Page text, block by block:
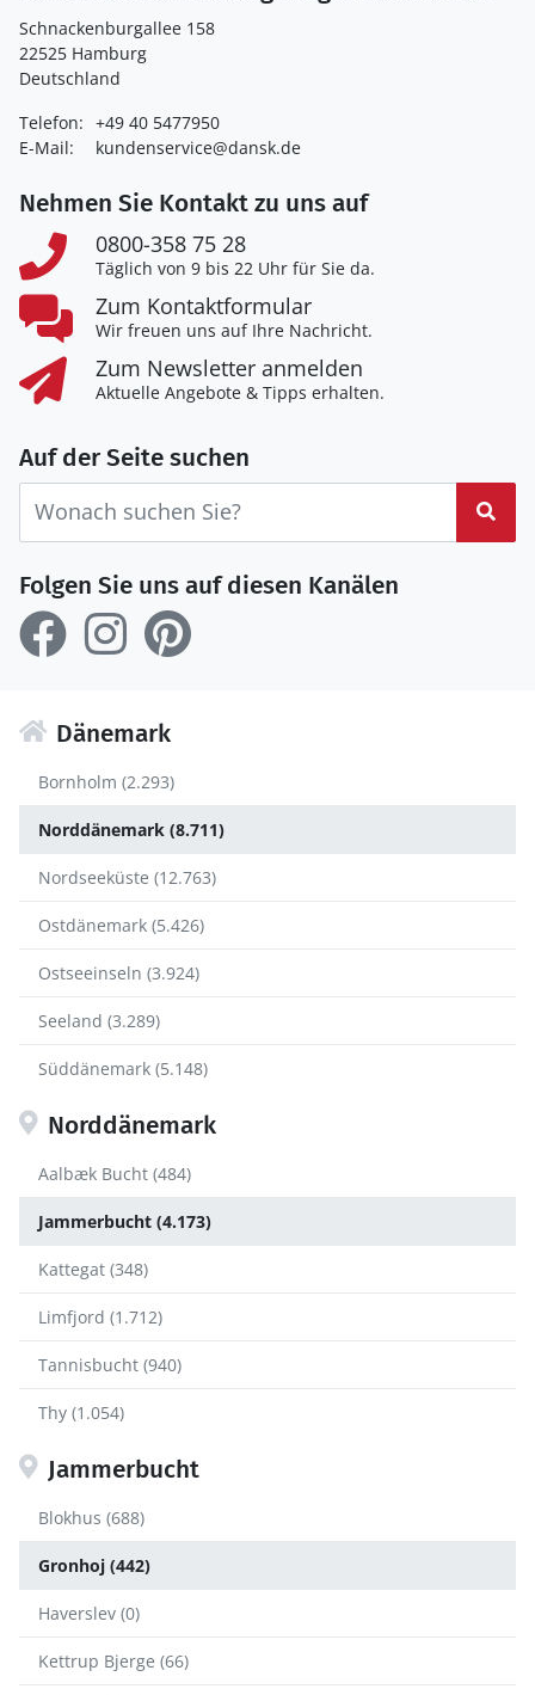
Schnackenburgallee 158
22525 Hamburg
Deutschland
Telefon: +49 40 5477950
E-Mail:
kundenservice@dansk.de
Nehmen Sie Kontakt zu uns auf
0800-358 75 28
Täglich von 9 bis 22 Uhr für Sie da.
Zum Kontaktformular
Wir freuen uns auf Ihre Nachricht.
Zum Newsletter anmelden
Aktuelle Angebote & Tipps erhalten.
Auf der Seite suchen
Folgen Sie uns auf diesen Kanälen
Dänemark
Bornholm (2.293)
Norddänemark (8.711)
Nordseeküste (12.763)
Ostdänemark (5.426)
Ostseeinseln (3.924)
Seeland (3.289)
Süddänemark (5.148)
Norddänemark
Aalbæk Bucht (484)
Jammerbucht (4.173)
Kattegat (348)
Limfjord (1.712)
Tannisbucht (940)
Thy (1.054)
Jammerbucht
Blokhus (688)
Gronhoj (442)
Haverslev (0)
Kettrup Bjerge (66)